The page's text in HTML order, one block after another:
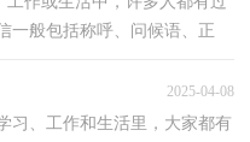
一般包括称呼、问候语、正
2025-04-08
习、工作和生活里，大家都有